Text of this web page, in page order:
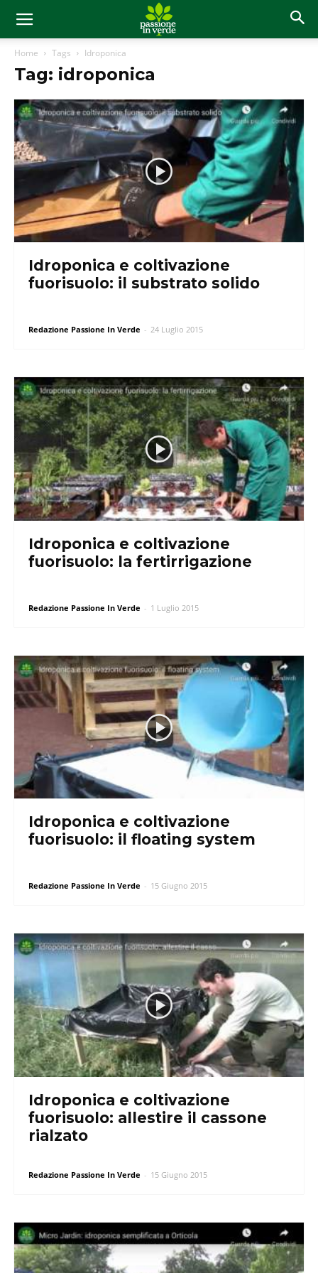
Home Tags Idroponica
Tag: idroponica
Idroponica e coltivazione
fuorisuolo: il substrato solido
Redazione Passione In Verde - 24 Luglio 2015
Idroponica e coltivazione
fuorisuolo: la fertirrigazione
Redazione Passione In Verde - 1 Luglio 2015
Idroponica e coltivazione
fuorisuolo: il floating system
Redazione Passione In Verde - 15 Giugno 2015
Idroponica e coltivazione
fuorisuolo: allestire il cassone
rialzato
Redazione Passione In Verde - 15 Giugno 2015